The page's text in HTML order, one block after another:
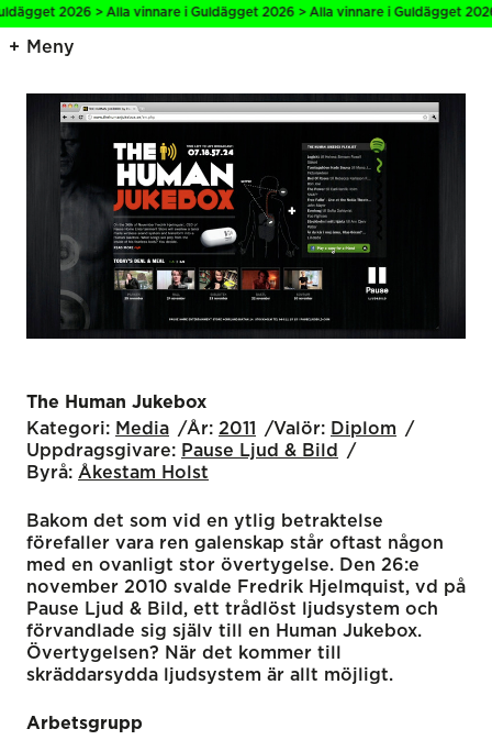
2026 > Alla vinnare i Guldägget 2026 > Alla vinnare i Guldägget
Meny
The Human Jukebox
Kategori: Media År: 2011 Valör: Diplom
Uppdragsgivare: Pause Ljud & Bild
Byrå: Åkestam Holst
Bakom det som vid en ytlig betraktelse
förefaller vara ren galenskap står oftast någon
med en ovanligt stor övertygelse. Den 26:e
november 2010 svalde Fredrik Hjelmquist, vd på
Pause Ljud & Bild, ett trådlöst ljudsystem och
förvandlade sig själv till en Human Jukebox.
Övertygelsen? När det kommer till
skräddarsydda ljudsystem är allt möjligt.
Arbetsgrupp